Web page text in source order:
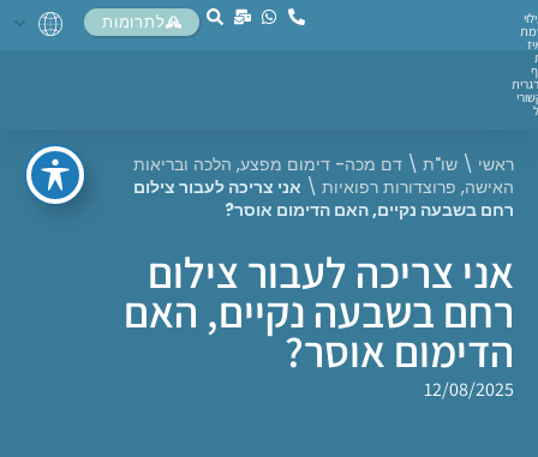
לתרומות
ראשי \ שו"ת \ דם מכה- דימום מפצע, הלכה ובריאות
האישה, פרוצדורות רפואיות \ אני צריכה לעבור צילום
רחם בשבעה נקיים, האם הדימום אוסר?
אני צריכה לעבור צילום
רחם בשבעה נקיים, האם
הדימום אוסר?
12/08/2025